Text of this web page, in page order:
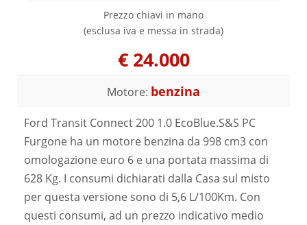
Prezzo chiavi in mano
(esclusa iva e messa in strada)
€ 24.000
Motore: benzina
Ford Transit Connect 200 1.0 EcoBlue.S&S PC
Furgone ha un motore benzina da 998 cm3 con
omologazione euro 6 e una portata massima di
628 Kg. I consumi dichiarati dalla Casa sul misto
per questa versione sono di 5,6 L/100Km. Con
questi consumi, ad un prezzo indicativo medio